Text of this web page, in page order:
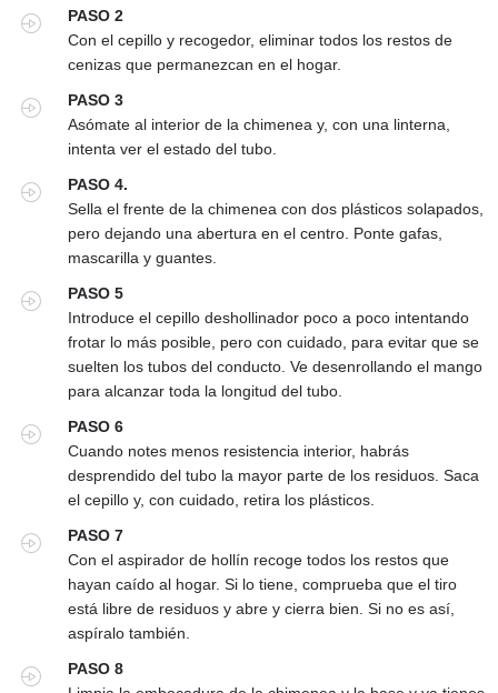
PASO 2
Con el cepillo y recogedor, eliminar todos los restos de
cenizas que permanezcan en el hogar.
PASO 3
Asómate al interior de la chimenea y, con una linterna,
intenta ver el estado del tubo.
PASO 4.
Sella el frente de la chimenea con dos plásticos solapados,
pero dejando una abertura en el centro. Ponte gafas,
mascarilla y guantes.
PASO 5
Introduce el cepillo deshollinador poco a poco intentando
frotar lo más posible, pero con cuidado, para evitar que se
suelten los tubos del conducto. Ve desenrollando el mango
para alcanzar toda la longitud del tubo.
PASO 6
Cuando notes menos resistencia interior, habrás
desprendido del tubo la mayor parte de los residuos. Saca
el cepillo y, con cuidado, retira los plásticos.
PASO 7
Con el aspirador de hollín recoge todos los restos que
hayan caído al hogar. Si lo tiene, comprueba que el tiro
está libre de residuos y abre y cierra bien. Si no es así,
aspíralo también.
PASO 8